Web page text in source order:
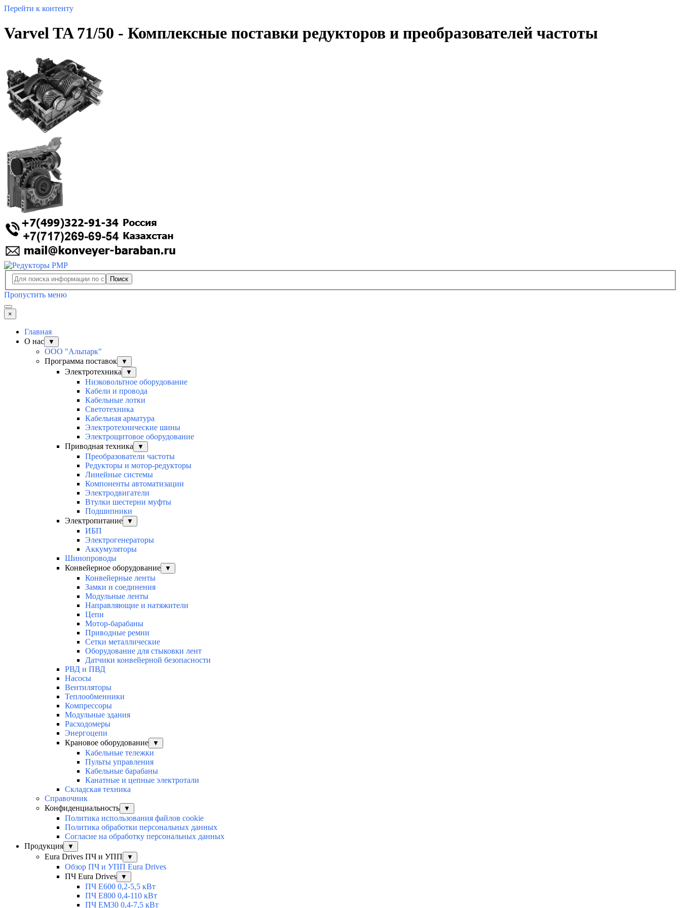
Перейти к контенту
Varvel TA 71/50 - Комплексные поставки редукторов и преобразователей частоты
Поиск
Пропустить меню
×
Главная
О нас
▼
ООО "Альпарк"
Программа поставок
▼
Электротехника ▼
Низковольтное оборудование
Кабели и провода
Кабельные лотки
Светотехника
Кабельная арматура
Электротехнические шины
Электрощитовое оборудование
Приводная техника
▼
Преобразователи частоты
Редукторы и мотор-редукторы
Линейные системы
Компоненты автоматизации
Электродвигатели
Втулки шестерни муфты
Подшипники
Электропитание
▼
ИБП
Электрогенераторы
Аккумуляторы
Шинопроводы
Конвейерное оборудование
▼
Конвейерные ленты
Замки и соединения
Модульные ленты
Направляющие и натяжители
Цепи
Мотор-барабаны
Приводные ремни
Сетки металлические
Оборудование для стыковки лент
Датчики конвейерной безопасности
РВД и ПВД
Насосы
Вентиляторы
Теплообменники
Компрессоры
Модульные здания
Расходомеры
Энергоцепи
Крановое оборудование
▼
Кабельные тележки
Пульты управления
Кабельные барабаны
Канатные и цепные электротали
Складская техника
Справочник
Конфиденциальность
▼
Политика использования файлов cookie
Политика обработки персональных данных
Согласие на обработку персональных данных
Продукция
▼
Eura Drives ПЧ и УПП ▼
Обзор ПЧ и УПП Eura Drives
ПЧ Eura Drives
▼
ПЧ E600 0,2-5,5 кВт
ПЧ E800 0,4-110 кВт
ПЧ EM30 0,4-7,5 кВт